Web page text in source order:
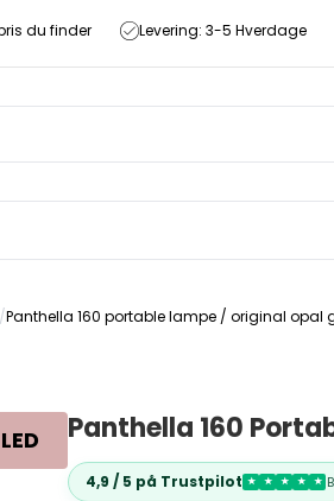
du finder Levering: 3-5 Hverdage
/Panthella 160 portable lampe / original opal
Panthella 160
4,9 / 5 på Trustpilot ★ ★ ★ ★ ★